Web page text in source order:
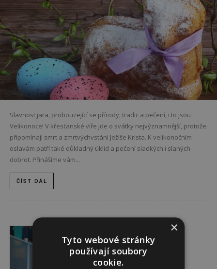
Slavnost jara, probouzející se přírody, tradic a pečení, i to jsou
Velikonoce! V křesťanské víře jde o svátky nejvýznamnější, protože
připomínají smrt a zmrtvýchvstání Ježíše Krista. K velikonočním
oslavám patří také důkladný úklid a pečení sladkých i slaných
dobrot. Přinášíme vám...
ČÍST DÁL
×
Tyto webové stránky
používají soubory
cookie.